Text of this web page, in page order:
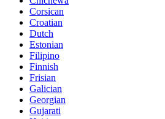
Corsican
Croatian
Dutch
Estonian
Filipino
Finnish
Frisian
Galician
Georgian
Gujarati